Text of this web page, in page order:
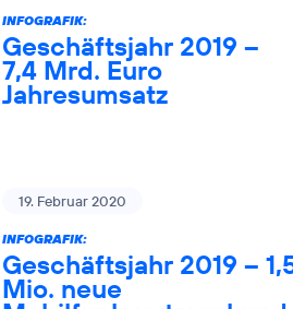
INFOGRAFIK:
Geschäftsjahr 2019 –
7,4 Mrd. Euro
Jahresumsatz
19. Februar 2020
INFOGRAFIK:
Geschäftsjahr 2019 –
Mio. neue